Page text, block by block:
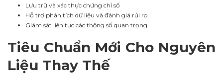
Lưu trữ và xác thực chứng chỉ số
Hỗ trợ phân tích dữ liệu và đánh giá rủi ro
Giám sát liên tục các thông số quan trọng
Tiêu Chuẩn Mới Cho Nguyên
Liệu Thay Thế